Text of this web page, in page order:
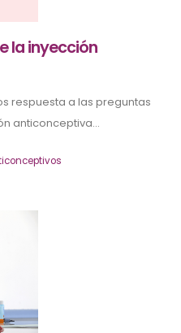
la inyección
respuesta a las preguntas
anticonceptiva...